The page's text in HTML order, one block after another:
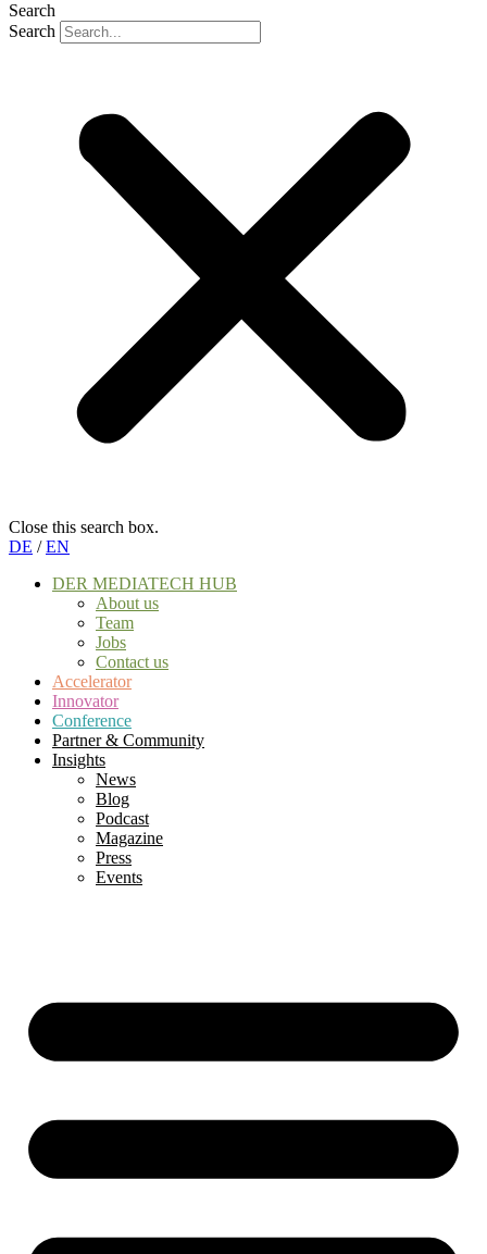
Search
Search
Close this search box.
DE /EN
DER MEDIATECH HUB
About us
Team
Jobs
Contact us
Accelerator
Innovator
Conference
Partner & Community
Insights
News
Blog
Podcast
Magazine
Press
Events